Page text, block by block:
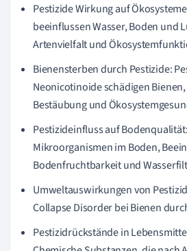
Pestizide Wirkung auf
beeinflussen Wasser, Boden und
Artenvielfalt und
Bienensterben durch Pestizide:
Neonicotinoide schädigen
Bestäubung und
Pestizideinfluss auf
Mikroorganismen im Boden,
Bodenfruchtbarkeit und
Umweltauswirkungen von
Collapse Disorder bei Bienen
Pestizidrückstände in